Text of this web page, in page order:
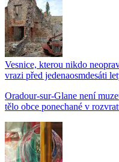
Vesnice, kterou nikdo
vrazi před jedenaosmdesáti
Oradour-sur-Glane není
tělo obce ponechané v